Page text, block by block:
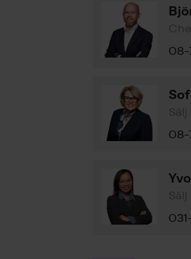
08-
Sälj
08-
Sälj